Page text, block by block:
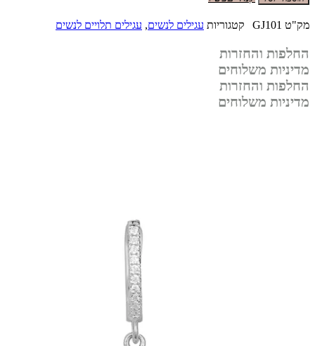
מק"ט GJ101 קטגוריות עגילים לנשים, עגילים תלויים לנשים
החלפות והחזרות
מדיניות משלוחים
החלפות והחזרות
מדיניות משלוחים